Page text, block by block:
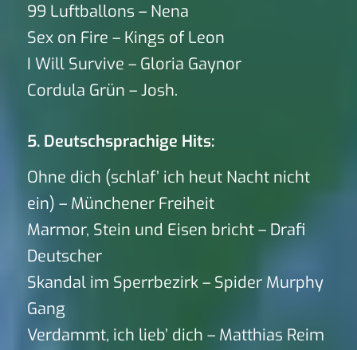
99 Luftballons – Nena
Sex on Fire – Kings of Leon
I Will Survive – Gloria Gaynor
Cordula Grün – Josh.
5. Deutschsprachige Hits:
Ohne dich (schlaf’ ich heut Nacht nicht
ein) – Münchener Freiheit
Marmor, Stein und Eisen bricht – Drafi
Deutscher
Skandal im Sperrbezirk – Spider Murphy
Gang
Verdammt, ich lieb’ dich – Matthias Reim